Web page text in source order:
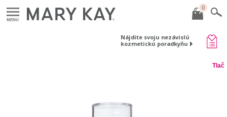
MENU
0
Nájdite svoju nezávislú
kozmetickú poradkyňu
Tlač